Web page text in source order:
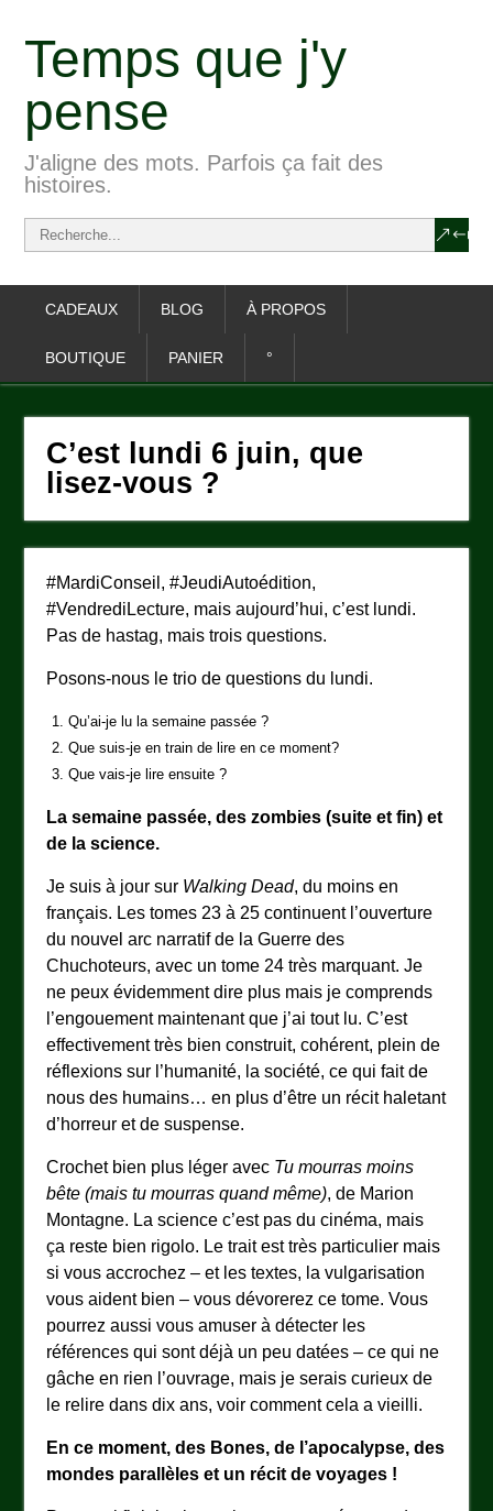
Temps que j'y
pense
J'aligne des mots. Parfois ça fait des
histoires.
CADEAUX BLOG À PROPOS
BOUTIQUE PANIER °
C’est lundi 6 juin, que
lisez-vous ?
#MardiConseil, #JeudiAutoédition,
#VendrediLecture, mais aujourd’hui, c’est lundi.
Pas de hastag, mais trois questions.
Posons-nous le trio de questions du lundi.
Qu’ai-je lu la semaine passée ?
Que suis-je en train de lire en ce moment?
Que vais-je lire ensuite ?
La semaine passée, des zombies (suite et fin) et
de la science.
Je suis à jour sur Walking Dead, du moins en
français. Les tomes 23 à 25 continuent l’ouverture
du nouvel arc narratif de la Guerre des
Chuchoteurs, avec un tome 24 très marquant. Je
ne peux évidemment dire plus mais je comprends
l’engouement maintenant que j’ai tout lu. C’est
effectivement très bien construit, cohérent, plein de
réflexions sur l’humanité, la société, ce qui fait de
nous des humains… en plus d’être un récit haletant
d’horreur et de suspense.
Crochet bien plus léger avec Tu mourras moins
bête (mais tu mourras quand même), de Marion
Montagne. La science c’est pas du cinéma, mais
ça reste bien rigolo. Le trait est très particulier mais
si vous accrochez – et les textes, la vulgarisation
vous aident bien – vous dévorerez ce tome. Vous
pourrez aussi vous amuser à détecter les
références qui sont déjà un peu datées – ce qui ne
gâche en rien l’ouvrage, mais je serais curieux de
le relire dans dix ans, voir comment cela a vieilli.
En ce moment, des Bones, de l’apocalypse, des
mondes parallèles et un récit de voyages !